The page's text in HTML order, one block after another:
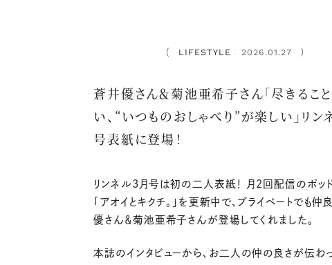
LIFESTYLE ： 2026.01.27
蒼井優さん＆菊池亜希子さん「尽きるこ
い、“いつものおしゃべり”が楽しい」リ
号表紙に登場！
リンネル3月号は初の二人表紙！ 月2回配信のポッ
「アオイとキクチ。」を更新中で、プライベートでも仲
優さん＆菊池亜希子さんが登場してくれました。
本誌のインタビューから、お二人の仲の良さが伝わ